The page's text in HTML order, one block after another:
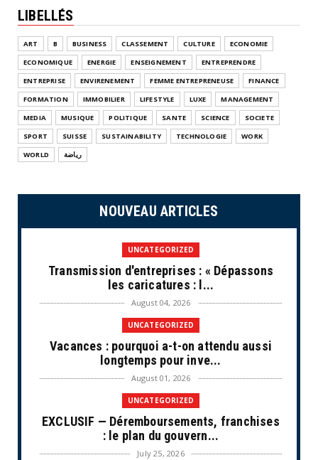
LIBELLÉS
ART B BUSINESS CLASSEMENT CULTURE
ECONOMIE
ECONOMIQUE
ENERGIE ENSEIGNEMENT
ENTREPRENDRE
ENTREPRISE
ENVIRENEMENT FEMME ENTREPRENEUSE
FINANCE
FORMATION
IMMOBILIER LIFESTYLE LUXE
MANAGEMENT
MEDIA
MUSIQUE POLITIQUE SANTE SCIENCE
SOCIETE
SPORT
SUISSE SUSTAINABILITY TECHNOLOGIE
WORK
WORLD
رياضة
NOUVEAU ARTICLES
UNCATEGORIZED
Transmission d'entreprises : « Dépassons
les caricatures : l...
August 04, 2026
UNCATEGORIZED
Vacances : pourquoi a-t-on attendu aussi
longtemps pour inve...
August 01, 2026
UNCATEGORIZED
EXCLUSIF — Déremboursements, franchises
: le plan du gouvern...
July 25, 2026